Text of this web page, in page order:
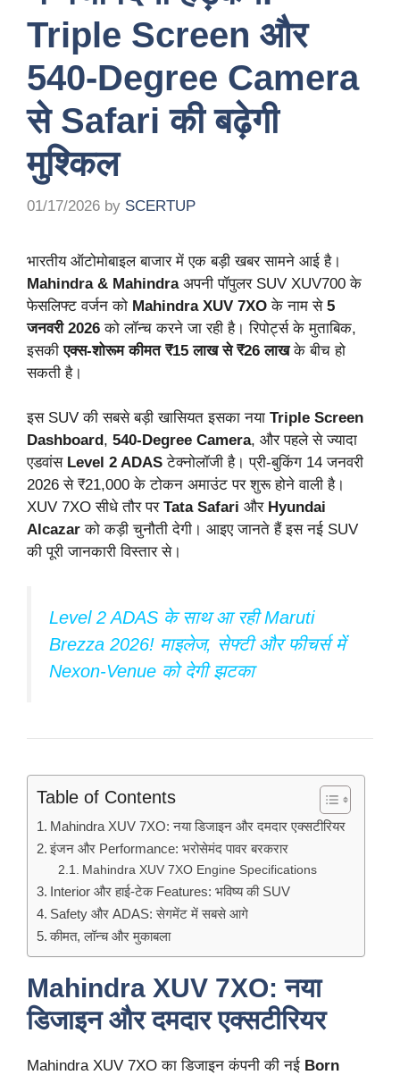
Triple Screen और
540-Degree Camera
से Safari की बढ़ेगी
मुश्किल
01/17/2026 by SCERTUP
भारतीय ऑटोमोबाइल बाजार में एक बड़ी खबर सामने आई है।
Mahindra & Mahindraअपनी पॉपुलर SUV XUV700 के
फेसलिफ्ट वर्जन को Mahindra XUV 7XO के नाम से 5
जनवरी 2026 को लॉन्च करने जा रही है। रिपोर्ट्स के मुताबिक,
इसकीएक्स-शोरूम कीमत ₹15 लाख से ₹26 लाखके बीच हो
सकती है।
इस SUV की सबसे बड़ी खासियत इसका नया Triple Screen
Dashboard , 540-Degree Camera, और पहले से ज्यादा
एडवांस Level 2 ADAS टेक्नोलॉजी है। प्री-बुकिंग 14 जनवरी
2026 से ₹21,000 के टोकन अमाउंट पर शुरू होने वाली है।
XUV 7XO सीधे तौर पर Tata Safari और Hyundai
Alcazar को कड़ी चुनौती देगी। आइए जानते हैं इस नई SUV
की पूरी जानकारी विस्तार से।
Level 2 ADAS के साथ आ रही Maruti
Brezza 2026! माइलेज, सेफ्टी और फीचर्स में
Nexon-Venue को देगी झटका
Table of Contents
Mahindra XUV 7XO: नया डिजाइन और दमदार एक्सटीरियर
इंजन और Performance: भरोसेमंद पावर बरकरार
Mahindra XUV 7XO Engine Specifications
Interior और हाई-टेक Features: भविष्य की SUV
Safety और ADAS: सेगमेंट में सबसे आगे
कीमत, लॉन्च और मुकाबला
Mahindra XUV 7XO: नया
डिजाइन और दमदार एक्सटीरियर
Mahindra XUV 7XO का डिजाइन कंपनी की नई Born